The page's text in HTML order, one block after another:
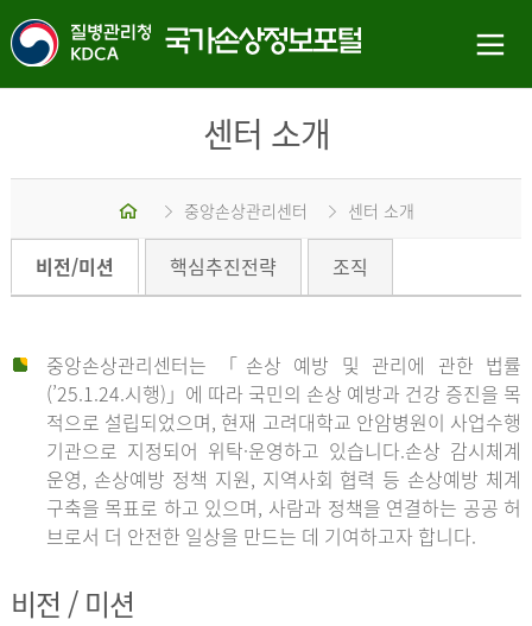
센터 소개
중앙손상관리센터 센터 소개
비전/미션 핵심추진전략 조직
중앙손상관리센터는 「손상 예방 및 관리에 관한 법률
(’25.1.24.시행)」에 따라 국민의 손상 예방과 건강 증진을 목
적으로 설립되었으며, 현재 고려대학교 안암병원이 사업수행
기관으로 지정되어 위탁·운영하고 있습니다.손상 감시체계
운영, 손상예방 정책 지원, 지역사회 협력 등 손상예방 체계
구축을 목표로 하고 있으며, 사람과 정책을 연결하는 공공 허
브로서 더 안전한 일상을 만드는 데 기여하고자 합니다.
비전 / 미션